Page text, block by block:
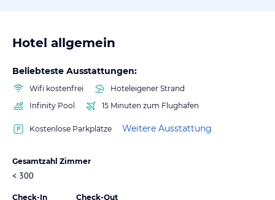
Hotel allgemein
Beliebteste Ausstattungen:
Wifi kostenfrei
Hoteleigener Strand
Infinity Pool
15 Minuten zum Flughafen
Kostenlose Parkplätze Weitere Ausstattung
Gesamtzahl Zimmer
< 300
Check-In Check-Out